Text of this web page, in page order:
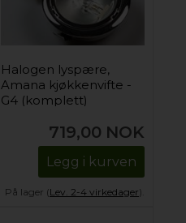
Halogen lyspære,
Amana kjøkkenvifte -
G4 (komplett)
719,00 NOK
Legg i kurven
På lager (Lev. 2-4 virkedager).